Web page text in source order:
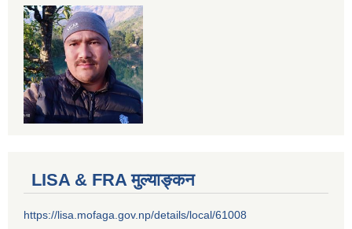
LISA & FRA मुल्याङ्कन
https://lisa.mofaga.gov.np/details/local/61008